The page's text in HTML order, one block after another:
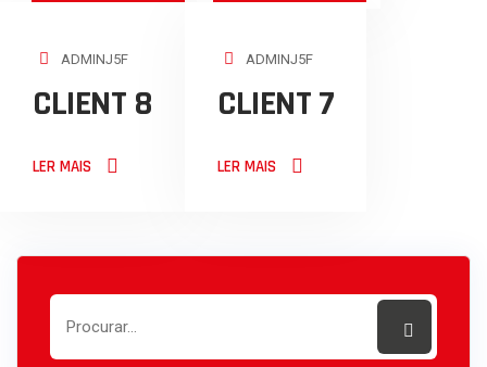
ADMINJ5F
CLIENT 8
LER MAIS
ADMINJ5F
CLIENT 7
LER MAIS